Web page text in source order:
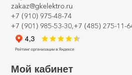
zakaz@gkelektro.ru
+7 (910) 975-48-74
+7 (901) 985-53-30,+7 (485) 275-11-
Мой кабинет